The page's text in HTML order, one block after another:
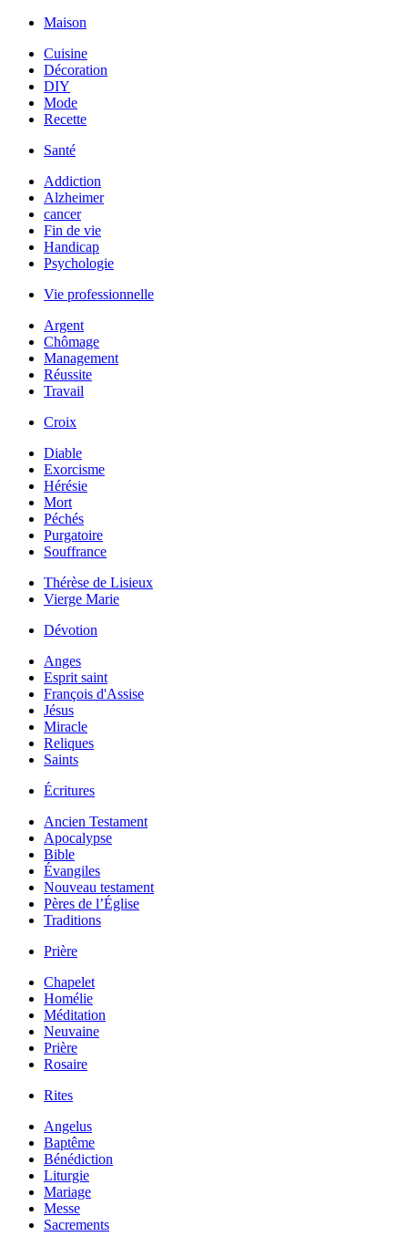
Maison
Cuisine
Décoration
DIY
Mode
Recette
Santé
Addiction
Alzheimer
cancer
Fin de vie
Handicap
Psychologie
Vie professionnelle
Argent
Chômage
Management
Réussite
Travail
Croix
Diable
Exorcisme
Hérésie
Mort
Péchés
Purgatoire
Souffrance
Thérèse de Lisieux
Vierge Marie
Dévotion
Anges
Esprit saint
François d'Assise
Jésus
Miracle
Reliques
Saints
Écritures
Ancien Testament
Apocalypse
Bible
Évangiles
Nouveau testament
Pères de l’Église
Traditions
Prière
Chapelet
Homélie
Méditation
Neuvaine
Prière
Rosaire
Rites
Angelus
Baptême
Bénédiction
Liturgie
Mariage
Messe
Sacrements